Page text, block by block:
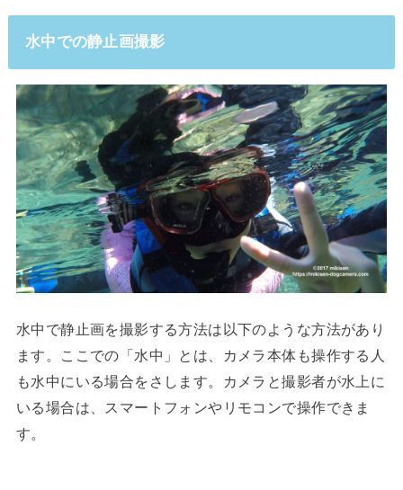
水中での静止画撮影
水中で静止画を撮影する方法は以下のような方法があり
ます。ここでの「水中」とは、カメラ本体も操作する人
も水中にいる場合をさします。カメラと撮影者が水上に
いる場合は、スマートフォンやリモコンで操作できま
す。